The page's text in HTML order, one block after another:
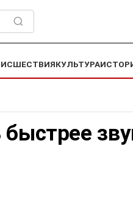
КУЛЬТУРА